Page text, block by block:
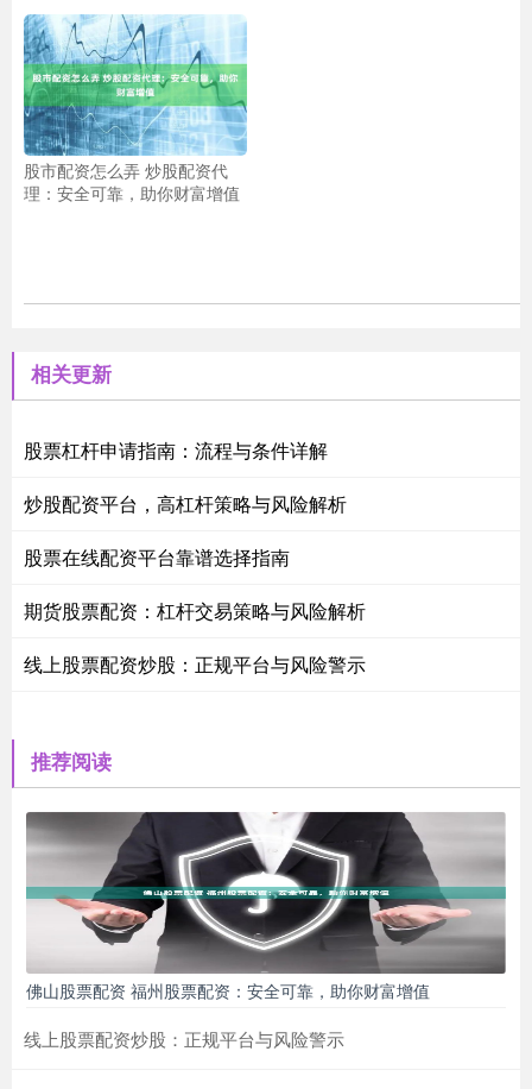
股市配资怎么弄 炒股配资代
理：安全可靠，助你财富增值
相关更新
股票杠杆申请指南：流程与条件详解
炒股配资平台，高杠杆策略与风险解析
股票在线配资平台靠谱选择指南
期货股票配资：杠杆交易策略与风险解析
线上股票配资炒股：正规平台与风险警示
推荐阅读
佛山股票配资 福州股票配资：安全可靠，助你财富增值
线上股票配资炒股：正规平台与风险警示